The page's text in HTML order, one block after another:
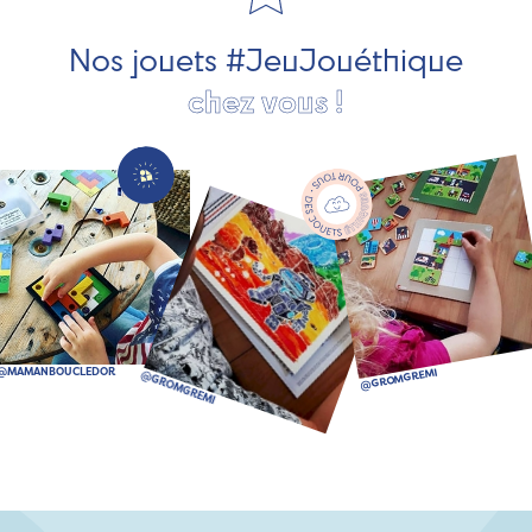
Nos jouets #JeuJouéthique
chez vous !